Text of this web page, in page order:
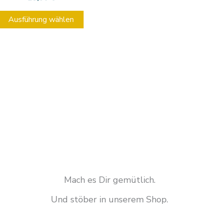
Ausführung wählen
Mach es Dir gemütlich.
Und stöber in unserem Shop.